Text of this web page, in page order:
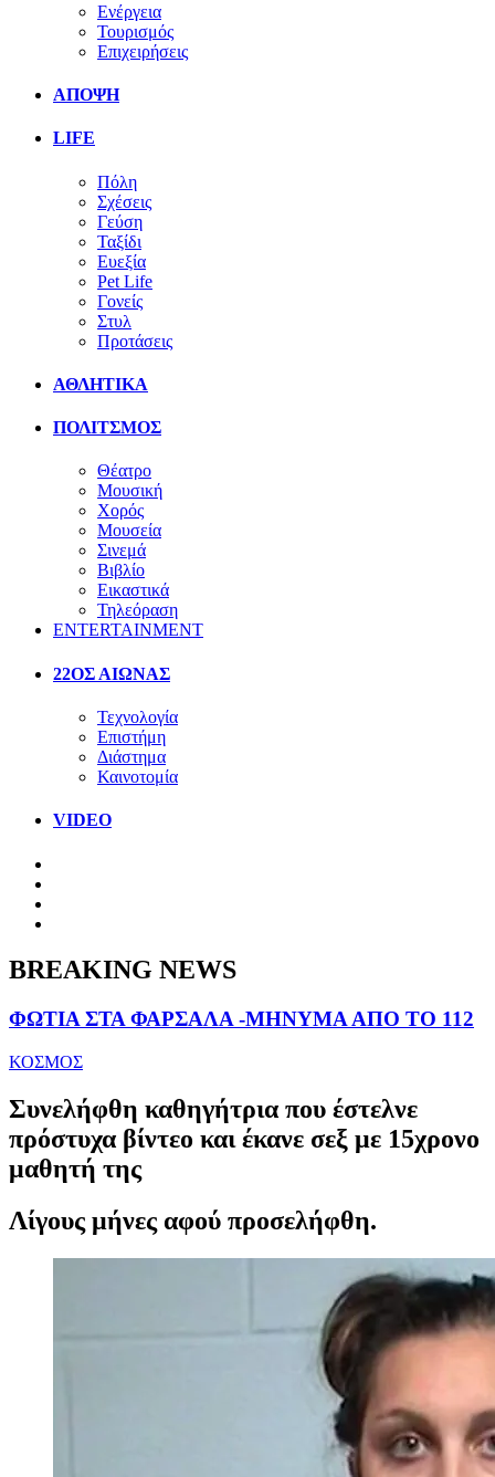
Ενέργεια
Τουρισμός
Επιχειρήσεις
ΑΠΟΨΗ
LIFE
Πόλη
Σχέσεις
Γεύση
Ταξίδι
Ευεξία
Pet Life
Γονείς
Στυλ
Προτάσεις
ΑΘΛΗΤΙΚΑ
ΠΟΛΙΤΣΜΟΣ
Θέατρο
Μουσική
Χορός
Μουσεία
Σινεμά
Βιβλίο
Εικαστικά
Τηλεόραση
ENTERTAINMENT
22ΟΣ ΑΙΩΝΑΣ
Τεχνολογία
Επιστήμη
Διάστημα
Καινοτομία
VIDEO
BREAKING NEWS
ΦΩΤΙΑ ΣΤΑ ΦΑΡΣΑΛΑ -ΜΗΝΥΜΑ ΑΠΟ ΤΟ 112
ΚΟΣΜΟΣ
Συνελήφθη καθηγήτρια που έστελνε
πρόστυχα βίντεο και έκανε σεξ με 15χρονο
μαθητή της
Λίγους μήνες αφού προσελήφθη.